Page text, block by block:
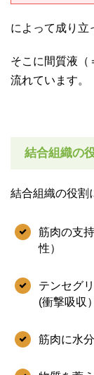
によって成り立
そこに間質液（
流れています。
結合組織の
結合組織の役割
筋肉の支
性）
テンセグ
(衝撃吸収）
筋肉に水